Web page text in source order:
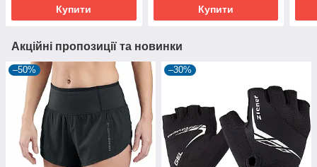
Купити Купити
Акційні пропозиції та новинки
–50% –30%